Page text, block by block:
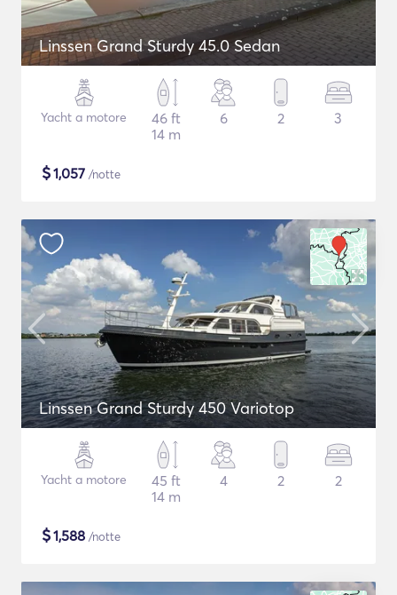
Linssen Grand Sturdy 45.0 Sedan
Yacht a motore
46 ft
14 m
6 2 3
$1,057 /notte
Linssen Grand Sturdy 450 Variotop
Yacht a motore
45 ft
14 m
4 2 2
$1,588 /notte